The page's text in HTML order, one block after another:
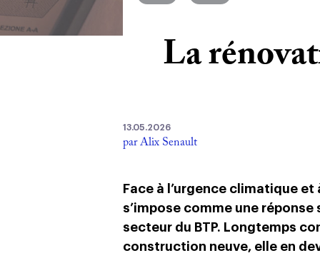
La
13.05.2026
par Alix Senault
Face à l’urgence climatique
s’impose comme une
secteur du BTP. Longtemps
construction neuve, elle en